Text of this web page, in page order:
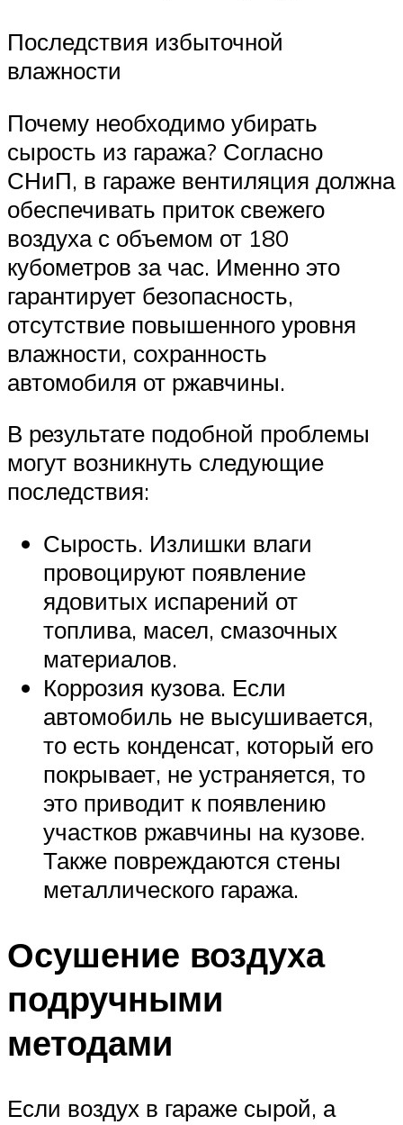
Последствия избыточной
влажности
Почему необходимо убирать
сырость из гаража? Согласно
СНиП, в гараже вентиляция должна
обеспечивать приток свежего
воздуха с объемом от 180
кубометров за час. Именно это
гарантирует безопасность,
отсутствие повышенного уровня
влажности, сохранность
автомобиля от ржавчины.
В результате подобной проблемы
могут возникнуть следующие
последствия:
Сырость. Излишки влаги
провоцируют появление
ядовитых испарений от
топлива, масел, смазочных
материалов.
Коррозия кузова. Если
автомобиль не высушивается,
то есть конденсат, который его
покрывает, не устраняется, то
это приводит к появлению
участков ржавчины на кузове.
Также повреждаются стены
металлического гаража.
Осушение воздуха
подручными
методами
Если воздух в гараже сырой, а